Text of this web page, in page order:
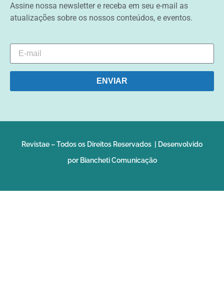
Assine nossa newsletter e receba em seu e-mail as
atualizações sobre os nossos conteúdos, e eventos.
ENVIAR
Revistae – Todos os Direitos Reservados | Desenvolvido
por Biancheti Comunicação